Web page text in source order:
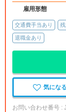
雇用形態
交通費手当あり
退職金あり
気になる
お問い合わせ番号 :